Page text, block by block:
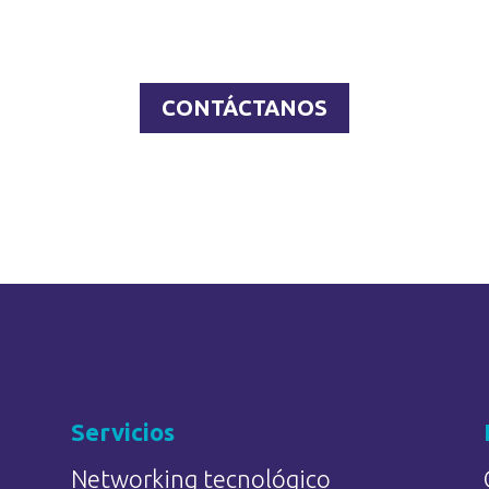
CONTÁCTANOS
Servicios
Networking tecnológico